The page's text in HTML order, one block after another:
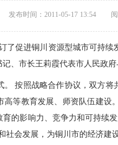
发布时间：2011-05-17 13:54
促进铜川资源型城市可持续
、市长王莉霞代表市人民政府
按照战略合作协议，双方
等教育发展、师资队伍建
的影响力、竞争力和可持续
社会发展，为铜川市的经济建